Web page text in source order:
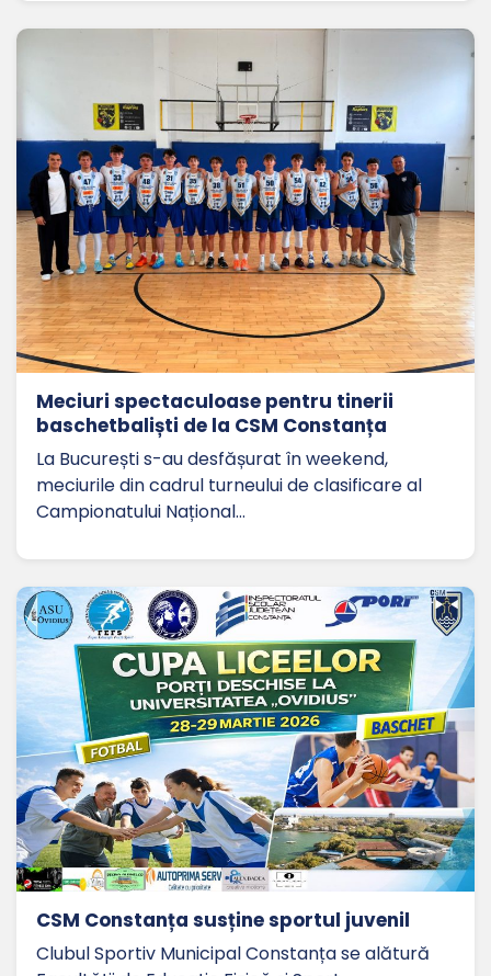
Meciuri spectaculoase pentru tinerii
baschetbaliști de la CSM Constanța
La București s-au desfășurat în weekend,
meciurile din cadrul turneului de clasificare al
Campionatului Național…
CSM Constanța susține sportul juvenil
Clubul Sportiv Municipal Constanța se alătură